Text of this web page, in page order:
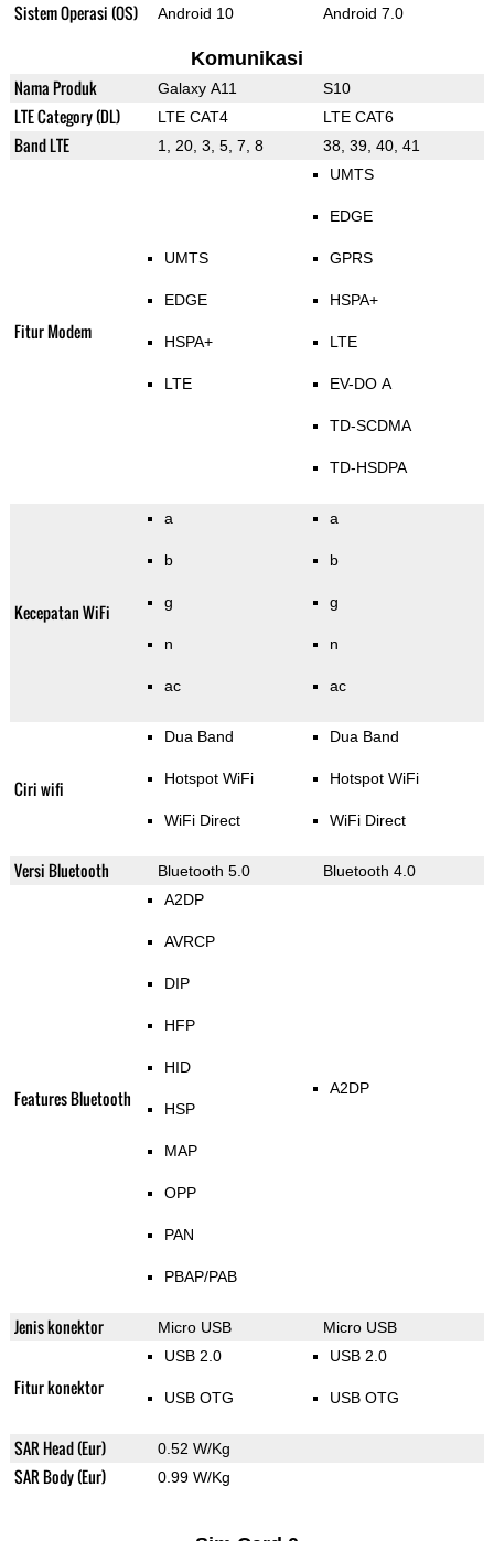
Sistem Operasi (OS) Android 10 Android 7.0
Komunikasi
Nama Produk Galaxy A11 S10
LTE Category (DL) LTE CAT4 LTE CAT6
Band LTE 1, 20, 3, 5, 7, 8 38, 39, 40, 41
Fitur Modem
UMTS
EDGE
HSPA+
LTE
UMTS
EDGE
GPRS
HSPA+
LTE
EV-DO A
TD-SCDMA
TD-HSDPA
Kecepatan WiFi
a
b
g
n
ac
a
b
g
n
ac
Ciri wifi
Dua Band
Hotspot WiFi
WiFi Direct
Dua Band
Hotspot WiFi
WiFi Direct
Versi Bluetooth Bluetooth 5.0 Bluetooth 4.0
Features Bluetooth
A2DP
AVRCP
DIP
HFP
HID
HSP
MAP
OPP
PAN
PBAP/PAB
A2DP
Jenis konektor Micro USB Micro USB
Fitur konektor
USB 2.0
USB OTG
USB 2.0
USB OTG
SAR Head (Eur) 0.52 W/Kg
SAR Body (Eur) 0.99 W/Kg